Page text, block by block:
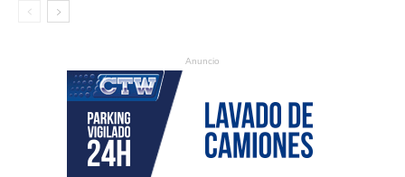
Anuncio